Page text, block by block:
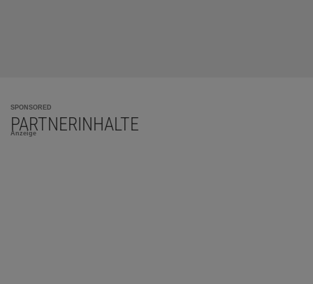
SPONSORED
PARTNERINHALTE
Anzeige